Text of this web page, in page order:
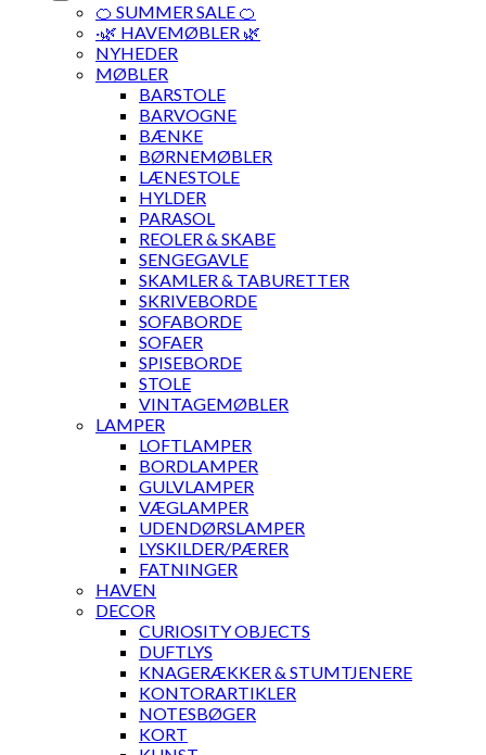
🍊 SUMMER SALE 🍊
·🌿 HAVEMØBLER 🌿
NYHEDER
MØBLER
BARSTOLE
BARVOGNE
BÆNKE
BØRNEMØBLER
LÆNESTOLE
HYLDER
PARASOL
REOLER & SKABE
SENGEGAVLE
SKAMLER & TABURETTER
SKRIVEBORDE
SOFABORDE
SOFAER
SPISEBORDE
STOLE
VINTAGEMØBLER
LAMPER
LOFTLAMPER
BORDLAMPER
GULVLAMPER
VÆGLAMPER
UDENDØRSLAMPER
LYSKILDER/PÆRER
FATNINGER
HAVEN
DECOR
CURIOSITY OBJECTS
DUFTLYS
KNAGERÆKKER & STUMTJENERE
KONTORARTIKLER
NOTESBØGER
KORT